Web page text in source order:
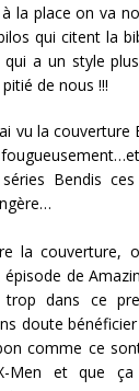
la place on va
qui citent la
qui a un style
de nous !!!
vu la
Bendis
la couverture,
de
dans ce
doute
comme ce
Men et que ça